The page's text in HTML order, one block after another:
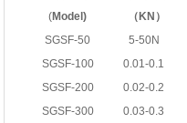
(Model)
（ KN ）
SGSF-50
5-50N
SGSF-100
0.01-0.1
SGSF-200
0.02-0.2
SGSF-300
0.03-0.3